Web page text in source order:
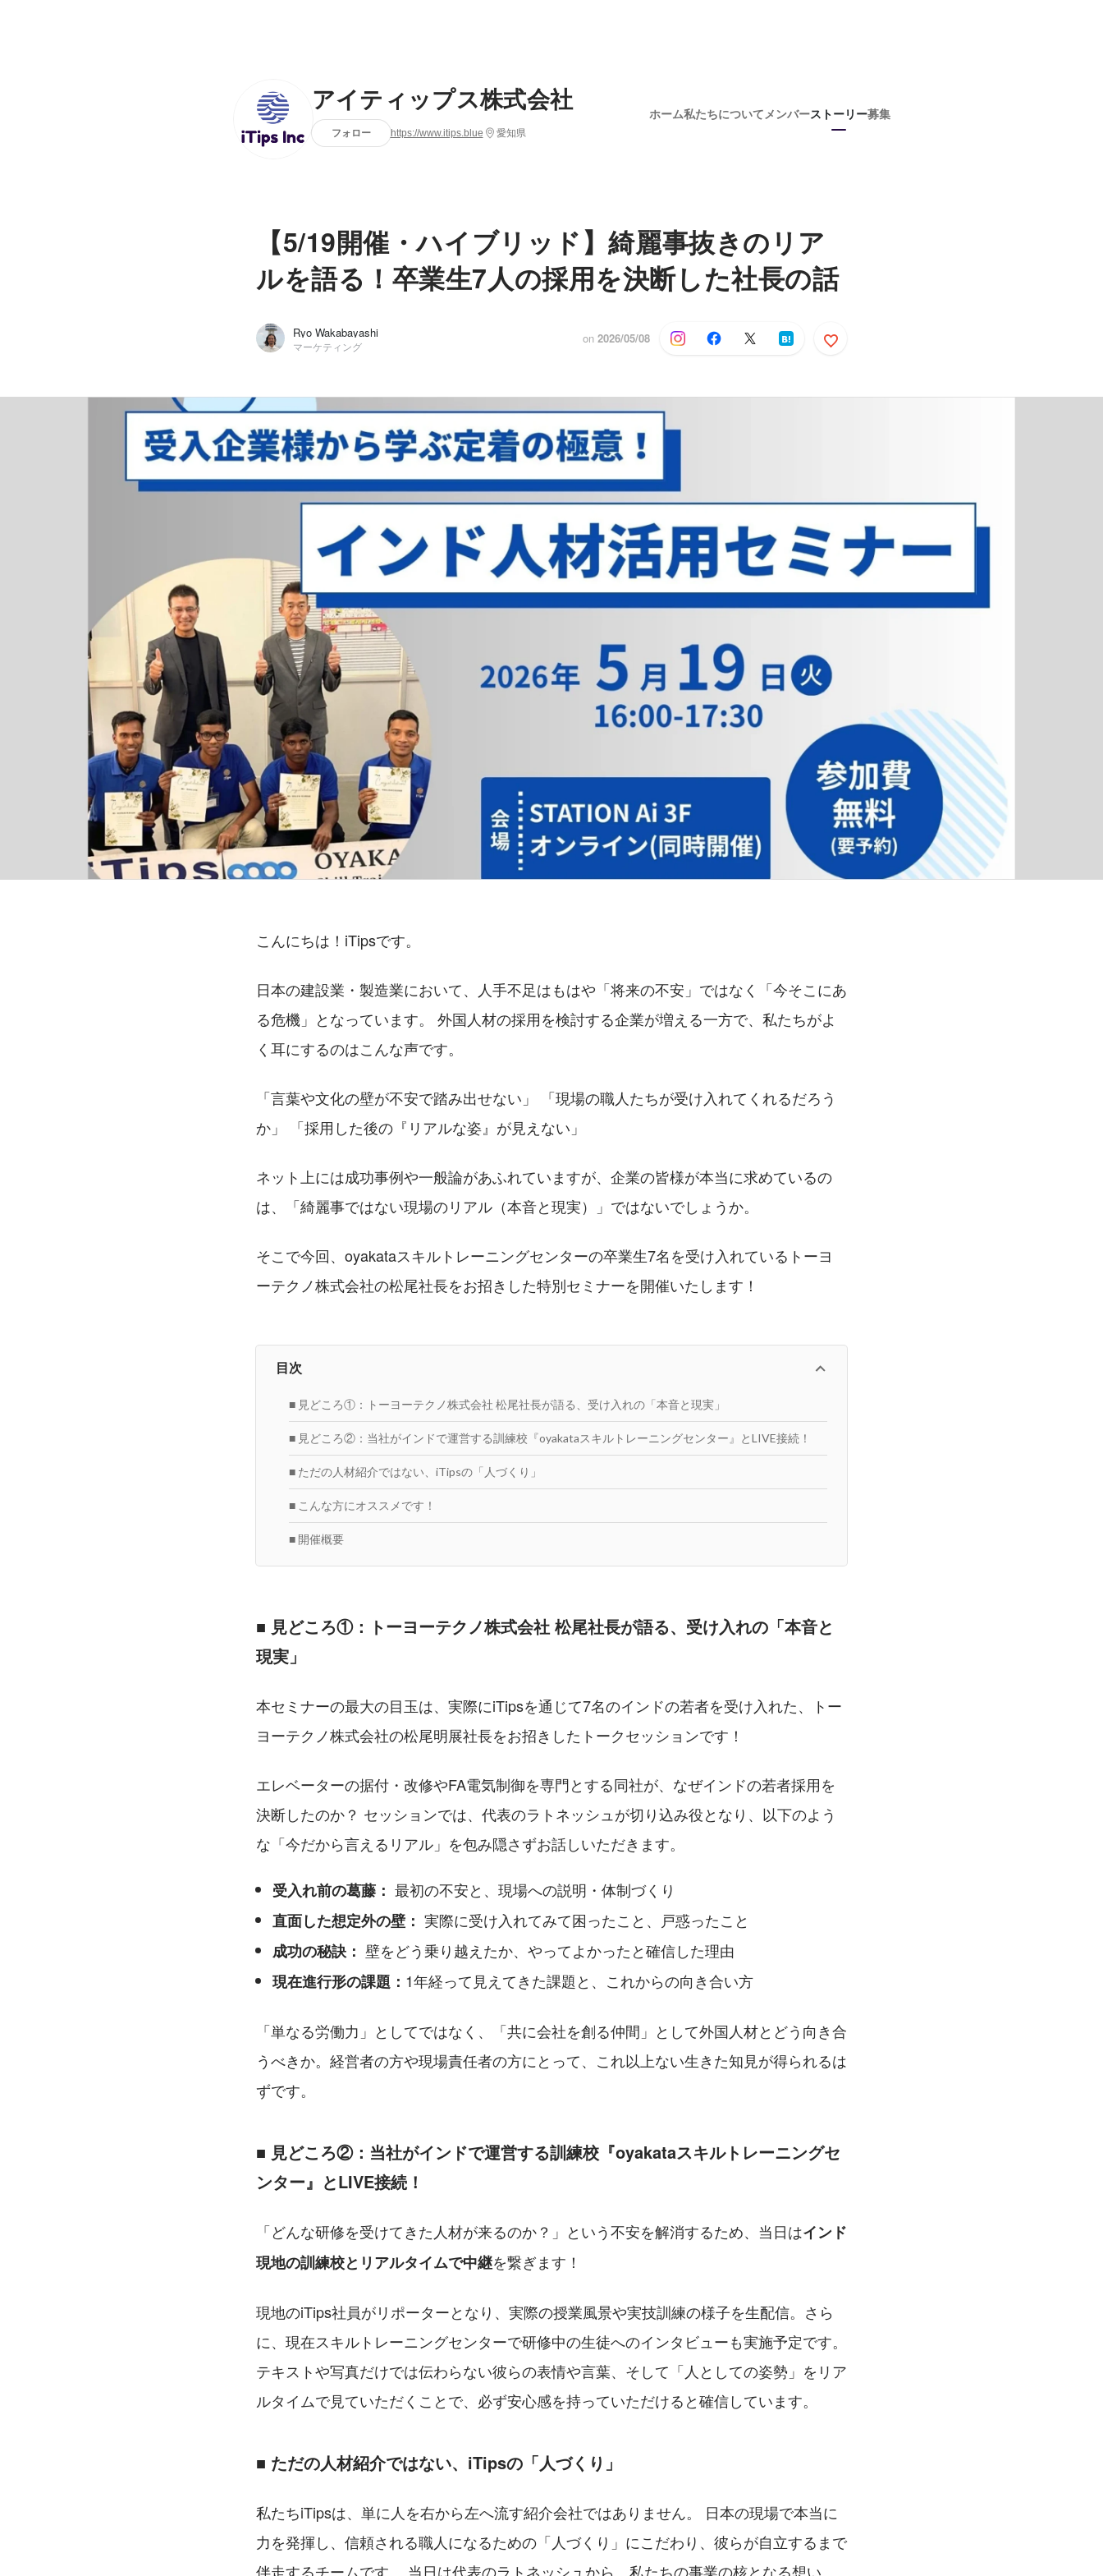
アイティップス株式会社
フォロー https://www.itips.blue 愛知県
ホーム私たちについて メンバーストーリー募集
【5/19開催・ハイブリッド】綺麗事抜きのリア
ルを語る！卒業生7人の採用を決断した社長の話
Ryo Wakabayashi
マーケティング
on 2026/05/08
こんにちは！iTipsです。
日本の建設業・製造業において、人手不足はもはや「将来の不安」ではなく「今そこにあ
る危機」となっています。 外国人材の採用を検討する企業が増える一方で、私たちがよ
く耳にするのはこんな声です。
「言葉や文化の壁が不安で踏み出せない」 「現場の職人たちが受け入れてくれるだろう
か」 「採用した後の『リアルな姿』が見えない」
ネット上には成功事例や一般論があふれていますが、企業の皆様が本当に求めているの
は、「綺麗事ではない現場のリアル（本音と現実）」ではないでしょうか。
そこで今回、oyakataスキルトレーニングセンターの卒業生7名を受け入れているトーヨ
ーテクノ株式会社の松尾社長をお招きした特別セミナーを開催いたします！
目次
■ 見どころ①：トーヨーテクノ株式会社 松尾社長が語る、受け入れの「本音と現実」
■ 見どころ②：当社がインドで運営する訓練校『oyakataスキルトレーニングセンター』とLIVE接続！
■ ただの人材紹介ではない、iTipsの「人づくり」
■ こんな方にオススメです！
■ 開催概要
■ 見どころ①：トーヨーテクノ株式会社 松尾社長が語る、受け入れの「本音と
現実」
本セミナーの最大の目玉は、実際にiTipsを通じて7名のインドの若者を受け入れた、トー
ヨーテクノ株式会社の松尾明展社長をお招きしたトークセッションです！
エレベーターの据付・改修やFA電気制御を専門とする同社が、なぜインドの若者採用を
決断したのか？ セッションでは、代表のラトネッシュが切り込み役となり、以下のよう
な「今だから言えるリアル」を包み隠さずお話しいただきます。
受入れ前の葛藤： 最初の不安と、現場への説明・体制づくり
直面した想定外の壁： 実際に受け入れてみて困ったこと、戸惑ったこと
成功の秘訣： 壁をどう乗り越えたか、やってよかったと確信した理由
現在進行形の課題： 1年経って見えてきた課題と、これからの向き合い方
「単なる労働力」としてではなく、「共に会社を創る仲間」として外国人材とどう向き合
うべきか。経営者の方や現場責任者の方にとって、これ以上ない生きた知見が得られるは
ずです。
■ 見どころ②：当社がインドで運営する訓練校『oyakataスキルトレーニングセ
ンター』とLIVE接続！
「どんな研修を受けてきた人材が来るのか？」という不安を解消するため、当日はインド
現地の訓練校とリアルタイムで中継を繋ぎます！
現地のiTips社員がリポーターとなり、実際の授業風景や実技訓練の様子を生配信。さら
に、現在スキルトレーニングセンターで研修中の生徒へのインタビューも実施予定です。
テキストや写真だけでは伝わらない彼らの表情や言葉、そして「人としての姿勢」をリア
ルタイムで見ていただくことで、必ず安心感を持っていただけると確信しています。
■ ただの人材紹介ではない、iTipsの「人づくり」
私たちiTipsは、単に人を右から左へ流す紹介会社ではありません。 日本の現場で本当に
力を発揮し、信頼される職人になるための「人づくり」にこだわり、彼らが自立するまで
伴走するチームです。 当日は代表のラトネッシュから、私たちの事業の核となる想い
Ryo Wakabayashi